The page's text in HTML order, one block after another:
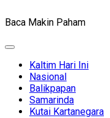
Baca Makin Paham
Expand
Current
Page
Parent
Kaltim Hari Ini
Nasional
Balikpapan
Samarinda
Kutai Kartanegara